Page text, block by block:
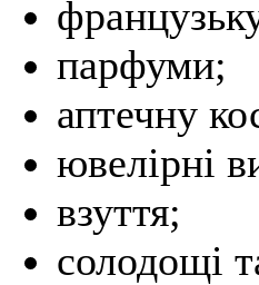
парфуми;
аптечну
ювелірні
взуття;
солодощі